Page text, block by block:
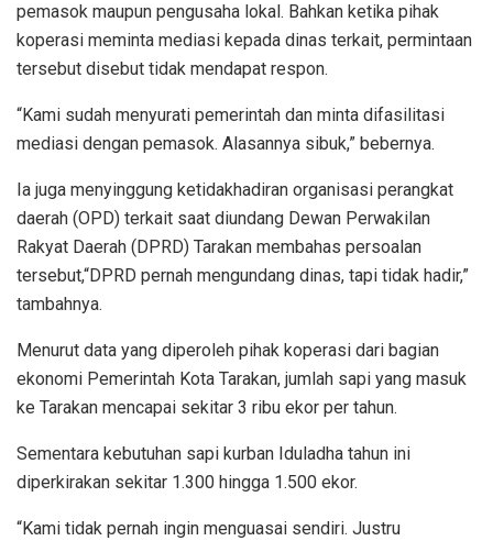
pemasok maupun pengusaha lokal. Bahkan ketika pihak
koperasi meminta mediasi kepada dinas terkait, permintaan
tersebut disebut tidak mendapat respon.
“Kami sudah menyurati pemerintah dan minta difasilitasi
mediasi dengan pemasok. Alasannya sibuk,” bebernya.
Ia juga menyinggung ketidakhadiran organisasi perangkat
daerah (OPD) terkait saat diundang Dewan Perwakilan
Rakyat Daerah (DPRD) Tarakan membahas persoalan
tersebut,“DPRD pernah mengundang dinas, tapi tidak hadir,”
tambahnya.
Menurut data yang diperoleh pihak koperasi dari bagian
ekonomi Pemerintah Kota Tarakan, jumlah sapi yang masuk
ke Tarakan mencapai sekitar 3 ribu ekor per tahun.
Sementara kebutuhan sapi kurban Iduladha tahun ini
diperkirakan sekitar 1.300 hingga 1.500 ekor.
“Kami tidak pernah ingin menguasai sendiri. Justru